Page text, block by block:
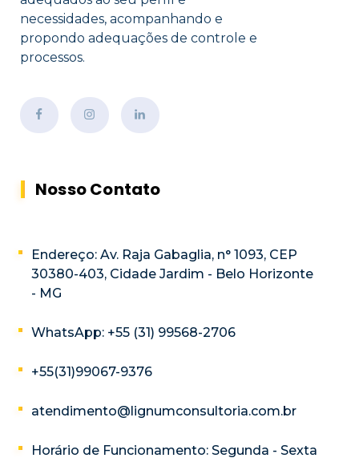
necessidades, acompanhando e
propondo adequações de controle e
processos.
Nosso Contato
Endereço: Av. Raja Gabaglia, n° 1093, CEP
30380-403, Cidade Jardim - Belo Horizonte
- MG
WhatsApp: +55 (31) 99568-2706
+55(31)99067-9376
atendimento@lignumconsultoria.com.br
Horário de Funcionamento: Segunda - Sexta